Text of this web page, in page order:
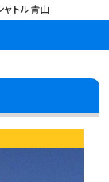
ャトル青山